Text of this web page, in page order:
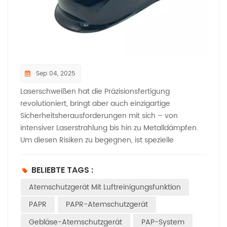
ein sichereres Arbeitsumfeld für alle, die mit
Laserarbeiten beschäftigt sind. Egal, ob Sie in der
Laserherstellung oder in der Forschung tätig sind,
klicken Sie bitte hier. www.newairsafety.com.
Sep 04, 2025
Laserschweißen hat die Präzisionsfertigung
revolutioniert, bringt aber auch einzigartige
Sicherheitsherausforderungen mit sich – von
intensiver Laserstrahlung bis hin zu Metalldämpfen.
Um diesen Risiken zu begegnen, ist spezielle
wir, wie ein Laserschweißhelm in Verbindung mit
einem Atemschutzgerät mit Luftreinigungsfunktion
um die Sicherheit der Schweißer zu
gewährleisten.Der Schutz für Augen und Gesicht:
BELIEBTE TAGS :
Atemschutzgerät Mit Luftreinigungsfunktion
PAPR
PAPR-Atemschutzgerät
Gebläse-Atemschutzgerät
PAP-System